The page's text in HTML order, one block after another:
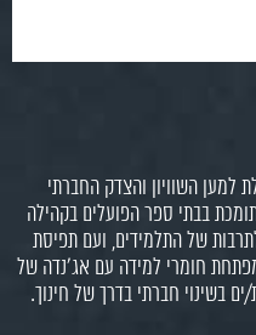
למען השוויון והצדק החברתי
בבתי ספר הפועלים בקהילה
של התלמידים, ועם תפיסת
חומרי למידה עם אג'נדה של
בשינוי חברתי בדרך של חינוך.